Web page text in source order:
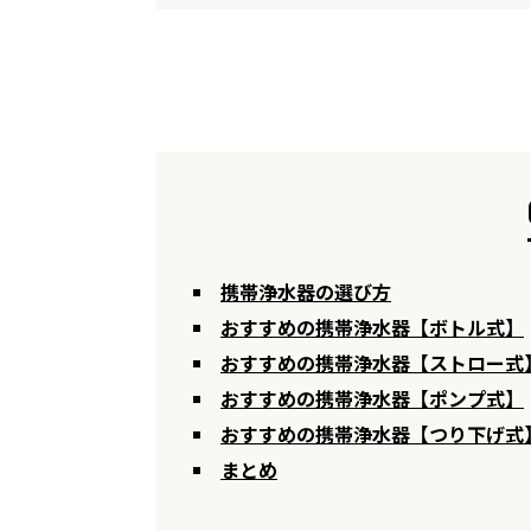
携帯浄水器の選び方
おすすめの携帯浄水器【ボトル式】
おすすめの携帯浄水器【ストロー式】
おすすめの携帯浄水器【ポンプ式】
おすすめの携帯浄水器【つり下げ式】
まとめ